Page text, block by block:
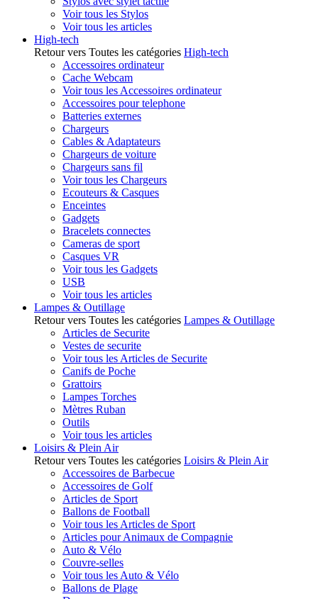
Voir tous les Stylos
Voir tous les articles
High-tech
Retour vers Toutes les catégories High-tech
Accessoires ordinateur
Cache Webcam
Voir tous les Accessoires ordinateur
Accessoires pour telephone
Batteries externes
Chargeurs
Cables & Adaptateurs
Chargeurs de voiture
Chargeurs sans fil
Voir tous les Chargeurs
Ecouteurs & Casques
Enceintes
Gadgets
Bracelets connectes
Cameras de sport
Casques VR
Voir tous les Gadgets
USB
Voir tous les articles
Lampes & Outillage
Retour vers Toutes les catégories Lampes & Outillage
Articles de Securite
Vestes de securite
Voir tous les Articles de Securite
Canifs de Poche
Grattoirs
Lampes Torches
Mètres Ruban
Outils
Voir tous les articles
Loisirs & Plein Air
Retour vers Toutes les catégories Loisirs & Plein Air
Accessoires de Barbecue
Accessoires de Golf
Articles de Sport
Ballons de Football
Voir tous les Articles de Sport
Articles pour Animaux de Compagnie
Auto & Vélo
Couvre-selles
Voir tous les Auto & Vélo
Ballons de Plage